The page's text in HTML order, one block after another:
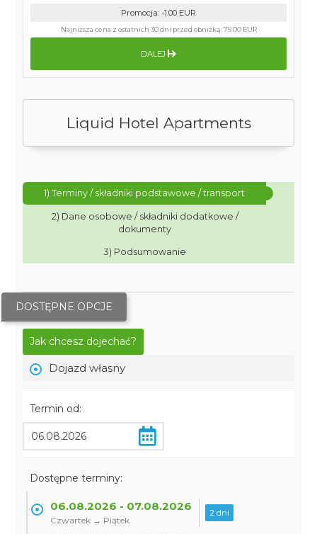
Liquid Hotel Apartments
1) Terminy / składniki podstawowe / transport
2) Dane osobowe / składniki dodatkowe /
dokumenty
3) Podsumowanie
DOSTĘPNE OPCJE
Jak chcesz dojechać?
Dojazd własny
Termin od:
Dostępne terminy:
06.08.2026 - 07.08.2026
Czwartek → Piątek
2 dni
Promocja: -1.00 EUR
Najniższa cena z ostatnich 30 dni przed obniżką:79.00 EUR
DALEJ